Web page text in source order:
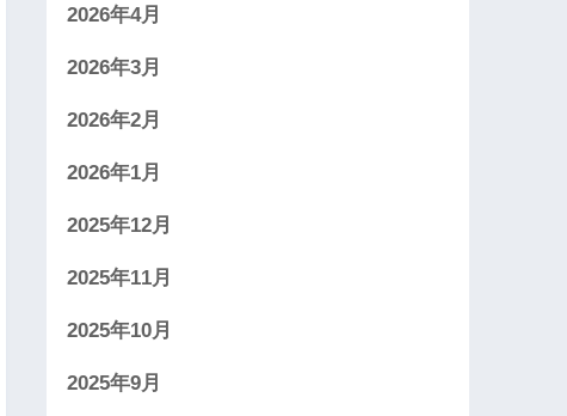
2026年4月
2026年3月
2026年2月
2026年1月
2025年12月
2025年11月
2025年10月
2025年9月